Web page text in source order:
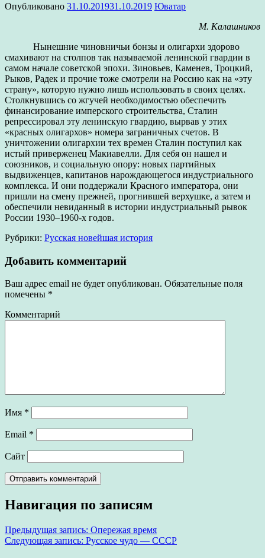
Опубликовано 31.10.201931.10.2019 Юватар
М. Калашников
Нынешние чиновничьи бонзы и олигархи здорово
смахивают на столпов так называемой ленинской гвардии в
самом начале советской эпохи. Зиновьев, Каменев, Троцкий,
Рыков, Радек и прочие тоже смотрели на Россию как на «эту
страну», которую нужно лишь использовать в своих целях.
Столкнувшись со жгучей необходимостью обеспечить
финансирование имперского строительства, Сталин
репрессировал эту ленинскую гвардию, вырвав у этих
«красных олигархов» номера заграничных счетов. В
уничтожении олигархии тех времен Сталин поступил как
истый приверженец Макиавелли. Для себя он нашел и
союзников, и социальную опору: новых партийных
выдвиженцев, капитанов нарождающегося индустриального
комплекса. И они поддержали Красного императора, они
пришли на смену прежней, прогнившей верхушке, а затем и
обеспечили невиданный в истории индустриальный рывок
России 1930–1960-х годов.
Рубрики: Русская новейшая история
Добавить комментарий
Ваш адрес email не будет опубликован. Обязательные поля
помечены *
Комментарий
Имя *
Email *
Сайт
Навигация по записям
Предыдущая запись: Опережая время
Следующая запись: Русское чудо — СССР